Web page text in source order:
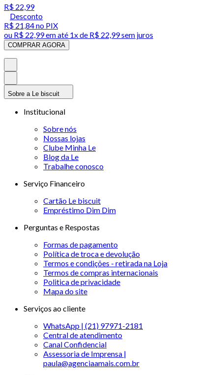
R$ 22,99
Desconto
R$ 21,84no PIX
ou R$ 22,99em até 1x de R$ 22,99sem juros
COMPRAR AGORA
Sobre a Le biscuit
Institucional
Sobre nós
Nossas lojas
Clube Minha Le
Blog da Le
Trabalhe conosco
Serviço Financeiro
Cartão Le biscuit
Empréstimo Dim Dim
Perguntas e Respostas
Formas de pagamento
Política de troca e devolução
Termos e condições - retirada na Loja
Termos de compras internacionais
Politica de privacidade
Mapa do site
Serviços ao cliente
WhatsApp | (21) 97971-2181
Central de atendimento
Canal Confidencial
Assessoria de Imprensa |
paula@agenciaamais.com.br